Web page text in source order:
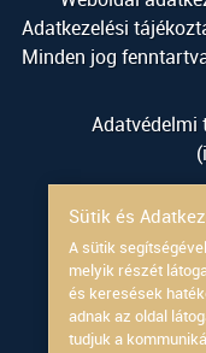
Adatkezelési
Minden jog
Adatvédelmi
(
Sütik és
A sütik
melyik részét
és keresések
adnak az oldal
tudjuk a